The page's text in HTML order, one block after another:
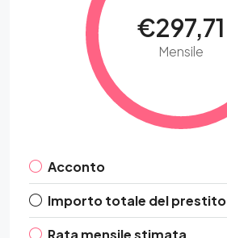
€297,71
Mensile
Acconto
Importo totale del prestito
Rata mensile stimata